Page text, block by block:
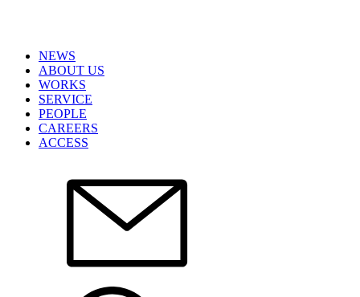
NEWS
ABOUT US
WORKS
SERVICE
PEOPLE
CAREERS
ACCESS